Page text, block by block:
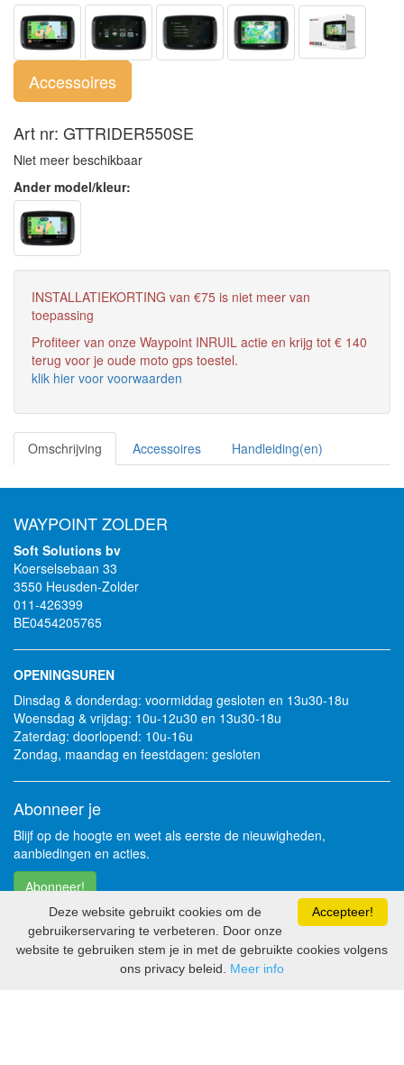
Accessoires
Art nr: GTTRIDER550SE
Niet meer beschikbaar
Ander model/kleur:
INSTALLATIEKORTING van €75 is niet meer van
toepassing
Profiteer van onze Waypoint INRUIL actie en krijg tot € 140
terug voor je oude moto gps toestel.
klik hier voor voorwaarden
Omschrijving Accessoires Handleiding(en)
WAYPOINT ZOLDER
Soft Solutions bv
Koerselsebaan 33
3550 Heusden-Zolder
011-426399
BE0454205765
OPENINGSUREN
Dinsdag & donderdag: voormiddag gesloten en 13u30-18u
Woensdag & vrijdag: 10u-12u30 en 13u30-18u
Zaterdag: doorlopend: 10u-16u
Zondag, maandag en feestdagen: gesloten
Abonneer je
Blijf op de hoogte en weet als eerste de nieuwigheden,
aanbiedingen en acties.
Abonneer!
Volg je ons al?
Accepteer!
Deze website gebruikt cookies om de
gebruikerservaring te verbeteren. Door onze
website te gebruiken stem je in met de gebruikte cookies volgens
ons privacy beleid. Meer info